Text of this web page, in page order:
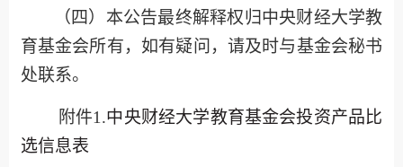
（ 四 ）本公告最终解释权归中央财经大学教
育基金会所有，如有疑问，请及时与基金会秘书
处联系。
附件1.中央财经大学教育基金会投资产品比
选信息表